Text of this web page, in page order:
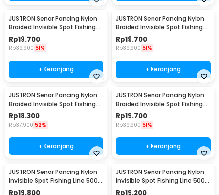
JUSTRON Senar Pancing Nylon
Braided Invisible Spot Fishing
Line 500M 0.6 - DPLS
Rp19.700
Rp39.900 51%
+ Keranjang
JUSTRON Senar Pancing Nylon
Braided Invisible Spot Fishing
Line 500M 0.4 - DPLS
Rp19.700
Rp39.900 51%
+ Keranjang
JUSTRON Senar Pancing Nylon
Braided Invisible Spot Fishing
Line 500M 1.2 - DPLS
Rp18.300
Rp37.900 52%
+ Keranjang
JUSTRON Senar Pancing Nylon
Braided Invisible Spot Fishing
Line 500M 1.0 - DPLS
Rp19.700
Rp39.900 51%
+ Keranjang
JUSTRON Senar Pancing Nylon
Invisible Spot Fishing Line 500M
4.0 - MR-500M
Rp19.800
JUSTRON Senar Pancing Nylon
Invisible Spot Fishing Line 500M
6.0 - MR-500M
Rp19.200